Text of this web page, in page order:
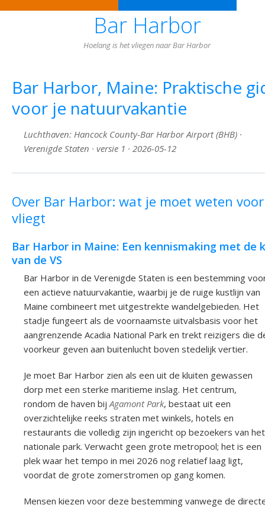
Bar Harbor
Hoelang is het vliegen naar Bar Harbor
Bar Harbor, Maine: Praktische
voor je natuurvakantie
Luchthaven: Hancock County-Bar Harbor Airport (BHB) ·
Verenigde Staten · versie 1 · 2026-05-12
Over Bar Harbor: wat je moet weten
vliegt
Bar Harbor in Maine: Een kennismaking met de
van de VS
Bar Harbor in de Verenigde Staten is een bestemming
een actieve natuurvakantie, waarbij je de ruige kustlijn van
Maine combineert met uitgestrekte wandelgebieden. Het
stadje fungeert als de voornaamste uitvalsbasis voor het
aangrenzende Acadia National Park en trekt reizigers die
voorkeur geven aan buitenlucht boven stedelijk vertier.
Je moet Bar Harbor zien als een uit de kluiten gewassen
dorp met een sterke maritieme inslag. Het centrum,
rondom de haven bijAgamont Park, bestaat uit een
overzichtelijke reeks straten met winkels, hotels en
restaurants die volledig zijn ingericht op bezoekers van het
nationale park. Verwacht geen grote metropool; het is een
plek waar het tempo in mei 2026 nog relatief laag ligt,
voordat de grote zomerstromen op gang komen.
Mensen kiezen voor deze bestemming vanwege de